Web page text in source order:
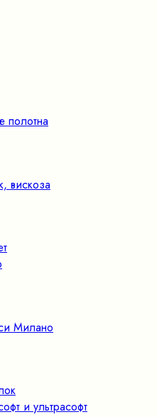
полотна
вискоза
Милано
и ультрасофт